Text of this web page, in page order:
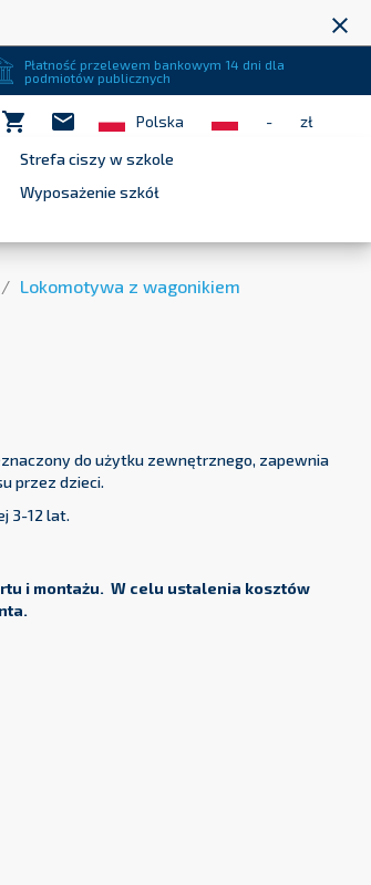
close
Płatność przelewem bankowym 14 dni dla
podmiotów publicznych
shopping_cart mail Polska -
zł
Strefa ciszy w szkole
Wyposażenie szkół
Lokomotywa z wagonikiem
do użytku zewnętrznego, zapewnia
przez dzieci.
3-12 lat.
i montażu. W celu ustalenia kosztów